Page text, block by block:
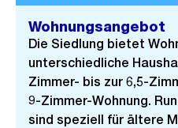
Wohnungsangebot
Die Siedlung bietet
unterschiedliche
Zimmer- bis zur 6,5-
9-Zimmer-Wohnung.
sind speziell für ältere